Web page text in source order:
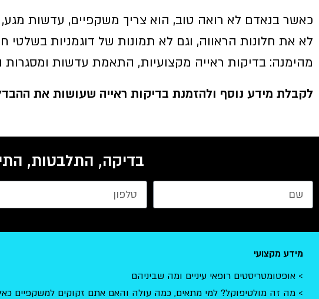
כאשר בנאדם לא רואה טוב, הוא צריך משקפיים, עדשות
לא את חלונות הראווה, וגם לא תמונות של דוגמניות
מהימנה: בדיקות ראייה מקצועיות, התאמת עדשות
לקבלת מידע נוסף ולהזמנת בדיקות ראייה שעושות את ההבדל בבית
בדיקה, התלבטות,
מידע מקצועי
אופטומטריסטים רופאי עיניים ומה שביניהם
מה זה מולטיפוקל? למי מתאים, כמה עולה והאם אתם זקוקים למשקפיים